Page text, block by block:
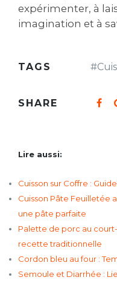
expérimenter, à
imagination et à
TAGS #
SHARE
Lire aussi:
Cuisson sur Coffre :
Cuisson Pâte Feuilletée
une pâte parfaite
Palette de porc au
recette traditionnelle
Cordon bleu au four :
Semoule et Diarrhée :